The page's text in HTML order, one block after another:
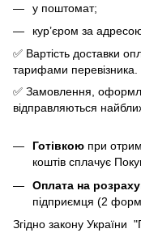
у поштомат;
кур’єром за
✅ Вартість доставки
тарифами перевізника.
✅ Замовлення,
відправляються
Готівкою при
коштів сплачує
Оплата на
підприємця (2
Згідно закону України